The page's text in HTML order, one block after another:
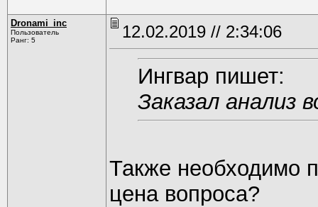
Dronami_inc
Пользователь
Ранг: 5
12.02.2019 // 2:34:06
Ингвар пишет:
Заказал анализ
Также необходимо
цена вопроса?